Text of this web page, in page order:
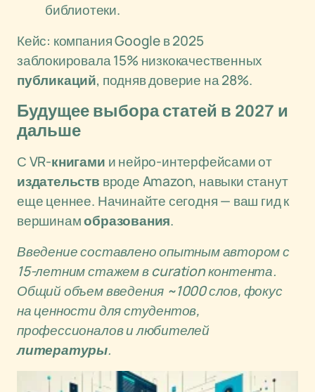
библиотеки.
Кейс: компания Google в 2025
заблокировала 15% низкокачественных
публикаций, подняв доверие на 28%.
Будущее выбора статей в 2027 и
дальше
С VR-книгами и нейро-интерфейсами от
издательств вроде Amazon, навыки станут
еще ценнее. Начинайте сегодня — ваш гид к
вершинамобразования.
Введение составлено опытным автором с
15-летним стажем в curation контента.
Общий объем введения ~1000 слов, фокус
на ценности для студентов,
профессионалов и любителей
литературы.